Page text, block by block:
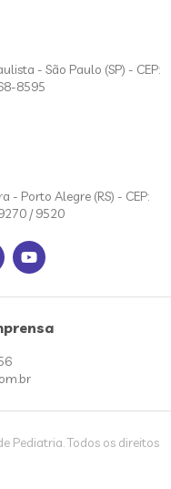
- São Paulo (SP) - CEP:
8595
- Porto Alegre (RS) - CEP:
/ 9520
Pediatria. Todos os direitos